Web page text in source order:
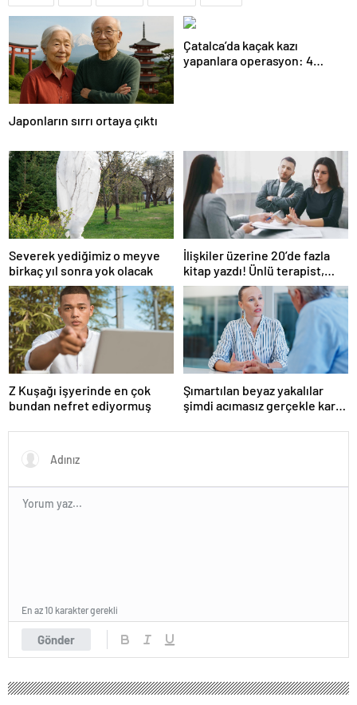
Japonların sırrı ortaya çıktı
Çatalca’da kaçak kazı
yapanlara operasyon: 4
Severek yediğimiz o meyve
birkaç yıl sonra yok olacak
İlişkiler üzerine 20’de fazla
kitap yazdı! Ünlü terapist,
boşanmaların gerçek
suçlularını açıklıyor
Z Kuşağı işyerinde en çok
bundan nefret ediyormuş
Şımartılan beyaz yakalılar
şimdi acımasız gerçekle karşı
Gönder
En az 10 karakter gerekli